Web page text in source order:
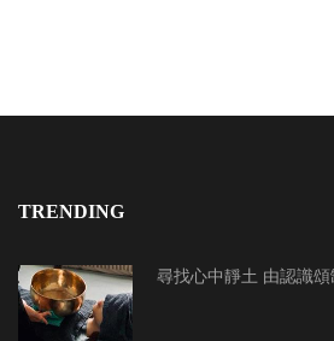
TRENDING
尋找心中靜土 由認識